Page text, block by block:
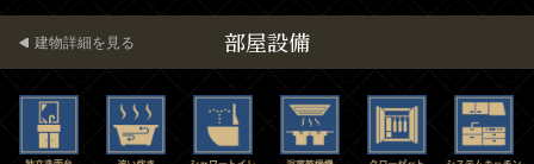
部屋設備
建物詳細を見る